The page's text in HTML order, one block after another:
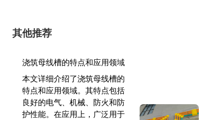
其他推荐
浇筑母线槽的特点和应用领域
本文详细介绍了浇筑母线槽的
特点和应用领域。其特点包括
良好的电气、机械、防火和防
护性能。在应用上，广泛用于